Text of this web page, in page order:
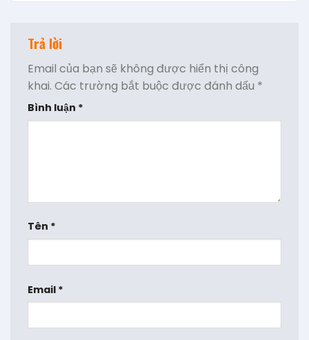
Trả lời
Email của bạn sẽ không được hiển thị công
khai. Các trường bắt buộc được đánh dấu *
Bình luận *
Tên *
Email *